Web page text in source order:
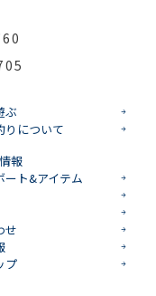
ぶ
りについて
報
ート&アイテム
せ
プ